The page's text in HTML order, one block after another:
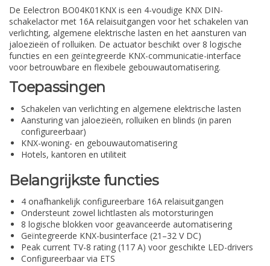
De Eelectron BO04K01KNX is een 4-voudige KNX DIN-
schakelactor met 16A relaisuitgangen voor het schakelen van
verlichting, algemene elektrische lasten en het aansturen van
jaloezieën of rolluiken. De actuator beschikt over 8 logische
functies en een geïntegreerde KNX-communicatie-interface
voor betrouwbare en flexibele gebouwautomatisering.
Toepassingen
Schakelen van verlichting en algemene elektrische lasten
Aansturing van jaloezieën, rolluiken en blinds (in paren
configureerbaar)
KNX-woning- en gebouwautomatisering
Hotels, kantoren en utiliteit
Belangrijkste functies
4 onafhankelijk configureerbare 16A relaisuitgangen
Ondersteunt zowel lichtlasten als motorsturingen
8 logische blokken voor geavanceerde automatisering
Geïntegreerde KNX-businterface (21–32 V DC)
Peak current TV-8 rating (117 A) voor geschikte LED-drivers
Configureerbaar via ETS